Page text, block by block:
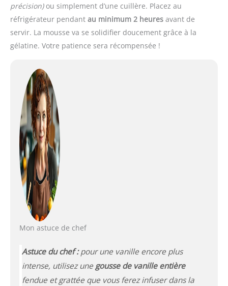
précision)ou simplement d’une cuillère. Placez au
réfrigérateur pendant au minimum 2 heures avant de
servir. La mousse va se solidifier doucement grâce à la
gélatine. Votre patience sera récompensée !
Mon astuce de chef
Astuce du chef :pour une vanille encore plus
intense, utilisez unegousse de vanille entière
fendue et grattée que vous ferez infuser dans la